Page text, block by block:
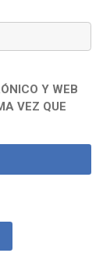
Y WEB
VEZ QUE